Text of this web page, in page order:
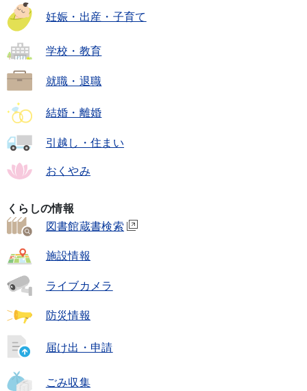
妊娠・出産・子育て
学校・教育
就職・退職
結婚・離婚
引越し・住まい
おくやみ
くらしの情報
図書館蔵書検索
施設情報
ライブカメラ
防災情報
届け出・申請
ごみ収集